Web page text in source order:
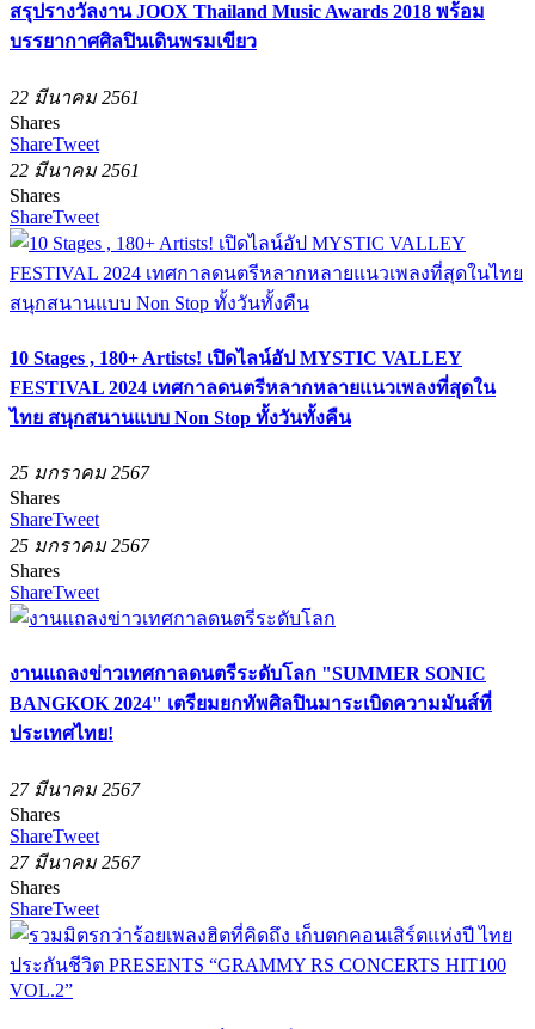
สรุปรางวัลงาน JOOX Thailand Music Awards 2018 พร้อม
บรรยากาศศิลปินเดินพรมเขียว
22 มีนาคม 2561
Shares
ShareTweet
22 มีนาคม 2561
Shares
ShareTweet
10 Stages , 180+ Artists! เปิดไลน์อัป MYSTIC VALLEY
FESTIVAL 2024 เทศกาลดนตรีหลากหลายแนวเพลงที่สุดใน
ไทย สนุกสนานแบบ Non Stop ทั้งวันทั้งคืน
25 มกราคม 2567
Shares
ShareTweet
25 มกราคม 2567
Shares
ShareTweet
งานแถลงข่าวเทศกาลดนตรีระดับโลก "SUMMER SONIC
BANGKOK 2024" เตรียมยกทัพศิลปินมาระเบิดความมันส์ที่
ประเทศไทย!
27 มีนาคม 2567
Shares
ShareTweet
27 มีนาคม 2567
Shares
ShareTweet